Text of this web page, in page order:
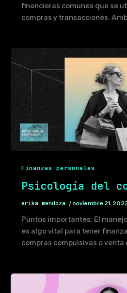
financieras comunes que se
compras y transacciones.
Finanzas personales
Psicología del
erika mendoza / noviembre 21,
Puntos importantes: El
es algo vital para tener
compras compulsivas o venta